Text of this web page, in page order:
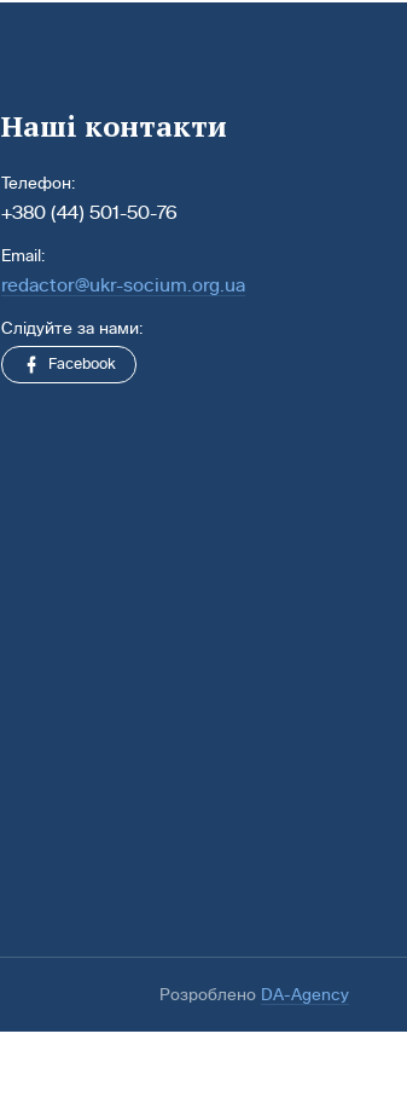
Наші контакти
Телефон:
+380 (44) 501-50-76
Email:
redactor@ukr-socium.org.ua
Слідуйте за нами:
Facebook
Розроблено DA-Agency